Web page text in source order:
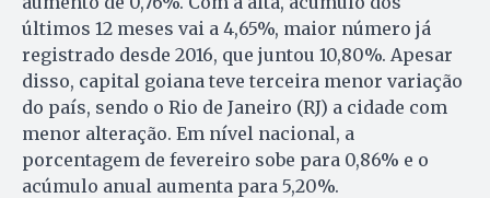
últimos 12 meses vai a 4,65%, maior número já
registrado desde 2016, que juntou 10,80%. Apesar
disso, capital goiana teve terceira menor variação
do país, sendo o Rio de Janeiro (RJ) a cidade com
menor alteração. Em nível nacional, a
porcentagem de fevereiro sobe para 0,86% e o
acúmulo anual aumenta para 5,20%.